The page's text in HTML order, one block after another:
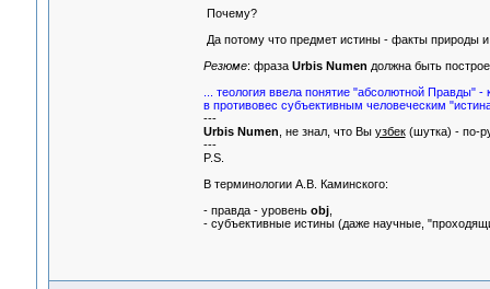
Почему?
Да потому что предмет истины - факты природы
Резюме: фраза Urbis Numen должна быть
... теология ввела понятие "абсолютной Правды"
в противовес субъективным человеческим
---
Urbis Numen , не знал, что Вы узбек(шутка) - по-
---
P.S.
В терминологии А.В. Каминского:
- правда - уровень obj,
- субъективные истины (даже научные,